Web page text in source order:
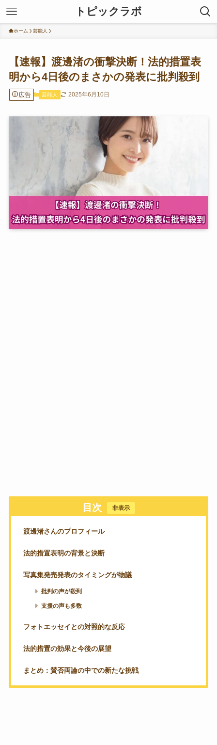
トピックラボ
ホーム 芸能人
【速報】渡邊渚の衝撃決断！法的措置表
明から4日後のまさかの発表に批判殺到
広告 芸能人 2025年6月10日
目次 非表示]
渡邊渚さんのプロフィール
法的措置表明の背景と決断
写真集発売発表のタイミングが物議
批判の声が殺到
支援の声も多数
フォトエッセイとの対照的な反応
法的措置の効果と今後の展望
まとめ：賛否両論の中での新たな挑戦